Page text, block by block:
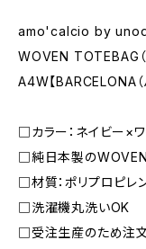
amo'calcio by
WOVEN TOTEBAG（
A4W【BARCELONA（
□カラー：ネイビー×ワ
□純日本製のWOVEN
□材質：ポリプロピレ
□洗濯機丸洗いOK
□受注生産のため注文